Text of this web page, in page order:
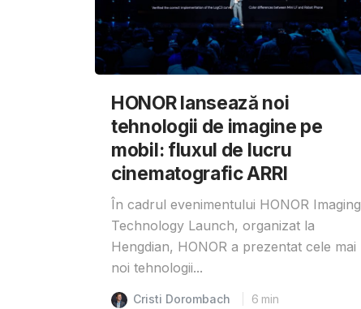
HONOR lansează noi
tehnologii de imagine pe
mobil: fluxul de lucru
cinematografic ARRI
În cadrul evenimentului HONOR Imaging
Technology Launch, organizat la
Hengdian, HONOR a prezentat cele mai
noi tehnologii...
Cristi Dorombach 6 min